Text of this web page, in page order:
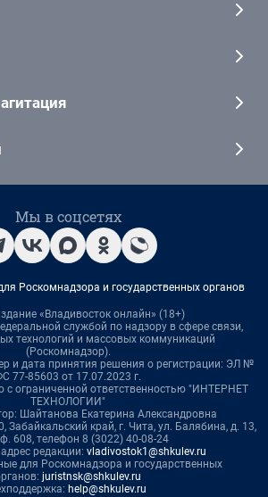
Мы в соцсетях
Роскомнадзора и государственных органов
«Владивосток онлайн» (18+)
службой по надзору в сфере связи,
технологий и массовых коммуникаций
(Роскомнадзор).
и дата принятия решения о регистрации: ЭЛ №
77-85603 от 17.07.2023 г.
с ограниченной ответственностью "ИНТЕРНЕТ
ТЕХНОЛОГИИ"
Шайтанова Екатерина Александровна
Забайкальский край, г. Чита, ул. Балябина, д. 13,
608, телефон 8 (3022) 40-08-24
редакции: vladivostok1@shkulev.ru
для Роскомнадзора и государственных
juristnsk@shkulev.ru
help@shkulev.ru